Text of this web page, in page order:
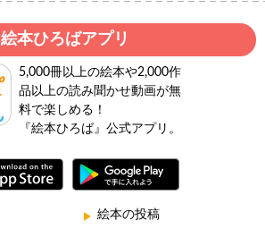
絵本ひろばアプリ
5,000冊以上の絵本や2,000作
品以上の読み聞かせ動画が無
料で楽しめる！
『絵本ひろば』公式アプリ。
絵本の投稿